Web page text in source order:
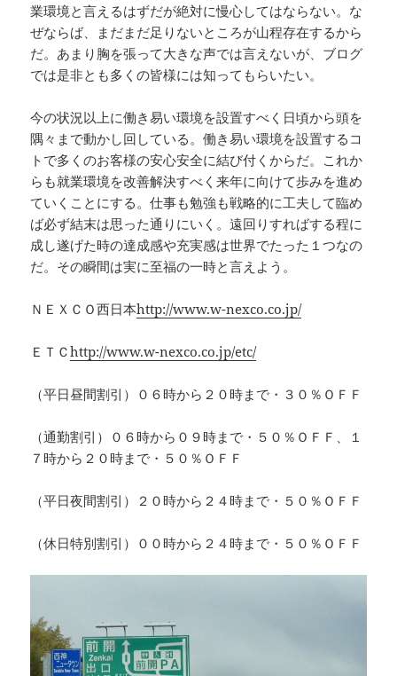
業環境と言えるはずだが絶対に慢心してはならない。な
ぜならば、まだまだ足りないところが山程存在するから
だ。あまり胸を張って大きな声では言えないが、ブログ
では是非とも多くの皆様には知ってもらいたい。
今の状況以上に働き易い環境を設置すべく日頃から頭を
隅々まで動かし回している。働き易い環境を設置するコ
トで多くのお客様の安心安全に結び付くからだ。これか
らも就業環境を改善解決すべく来年に向けて歩みを進め
ていくことにする。仕事も勉強も戦略的に工夫して臨め
ば必ず結末は思った通りにいく。遠回りすればする程に
成し遂げた時の達成感や充実感は世界でたった１つなの
だ。その瞬間は実に至福の一時と言えよう。
ＮＥＸＣＯ西日本http://www.w-nexco.co.jp/
ＥＴＣhttp://www.w-nexco.co.jp/etc/
（平日昼間割引）０６時から２０時まで・３０％ＯＦＦ
（通勤割引）０６時から０９時まで・５０％ＯＦＦ、１
７時から２０時まで・５０％ＯＦＦ
（平日夜間割引）２０時から２４時まで・５０％ＯＦＦ
（休日特別割引）００時から２４時まで・５０％ＯＦＦ